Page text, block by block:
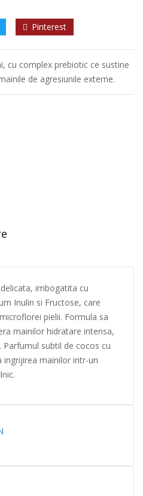
Pinterest
cu complex prebiotic ce sustine
de agresiunile externe.
imbogatita cu
Inulin si Fructose, care
pielii. Formula sa
mainilor hidratare intensa,
subtil de cocos cu
mainilor intr-un